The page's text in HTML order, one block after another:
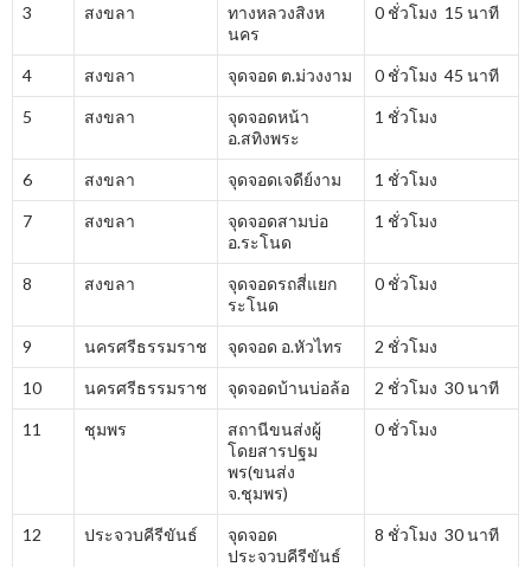
3 สงขลา
ทางหลวงสิงห
นคร
0 ชั่วโมง 15 นาที
4 สงขลา จุดจอด ต.ม่วงงาม 0 ชั่วโมง 45 นาที
5 สงขลา
จุดจอดหน้า
อ.สทิงพระ
1 ชั่วโมง
6 สงขลา จุดจอดเจดีย์งาม 1 ชั่วโมง
7 สงขลา
จุดจอดสามบ่อ
อ.ระโนด
1 ชั่วโมง
8 สงขลา
จุดจอดรถสี่แยก
ระโนด
0 ชั่วโมง
9 นครศรีธรรมราช จุดจอด อ.หัวไทร 2 ชั่วโมง
10 นครศรีธรรมราช จุดจอดบ้านบ่อล้อ 2 ชั่วโมง 30 นาที
11 ชุมพร
สถานีขนส่งผู้
โดยสารปฐม
พร(ขนส่ง
จ.ชุมพร)
0 ชั่วโมง
12 ประจวบคีรีขันธ์
จุดจอด
ประจวบคีรีขันธ์
8 ชั่วโมง 30 นาที